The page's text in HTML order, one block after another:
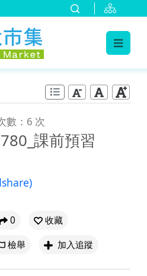
數：6 次
課前預習
0
收藏
檢舉 加入追蹤